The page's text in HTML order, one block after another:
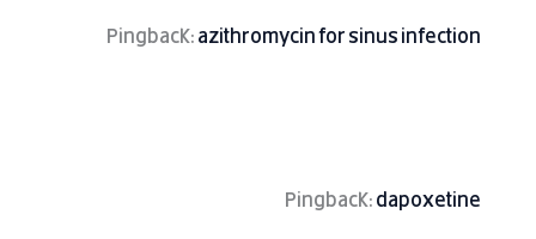
Pingback:azithromycin for sinus infection
Pingback:dapoxetine